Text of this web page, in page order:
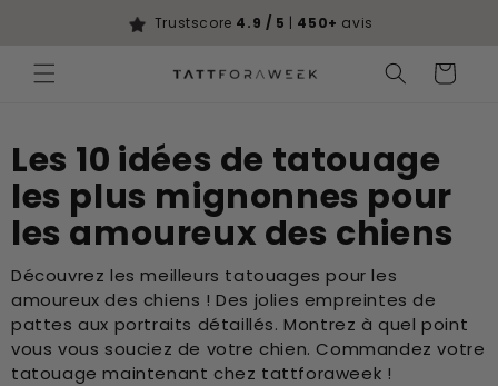
Trustscore 4.9 / 5 | 450+ avis
Panier
Les 10 idées de tatouage
les plus mignonnes pour
les amoureux des chiens
Découvrez les meilleurs tatouages ​​pour les
amoureux des chiens ! Des jolies empreintes de
pattes aux portraits détaillés. Montrez à quel point
vous vous souciez de votre chien. Commandez votre
tatouage maintenant chez tattforaweek !